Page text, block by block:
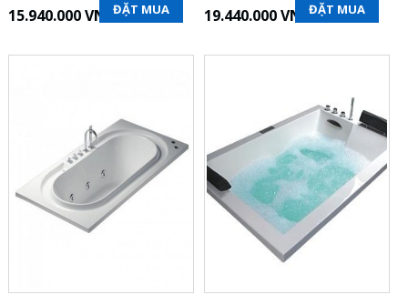
15.940.000 VNĐĐẶT MUA 19.440.000 VNĐĐẶT MUA